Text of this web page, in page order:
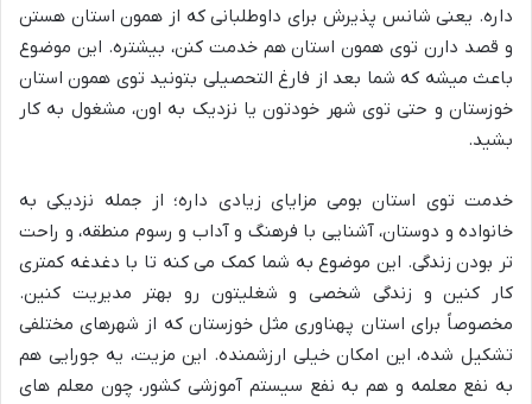
داره. یعنی شانس پذیرش برای داوطلبانی که از همون استان هستن
و قصد دارن توی همون استان هم خدمت کنن، بیشتره. این موضوع
باعث میشه که شما بعد از فارغ التحصیلی بتونید توی همون استان
خوزستان و حتی توی شهر خودتون یا نزدیک به اون، مشغول به کار
بشید.
خدمت توی استان بومی مزایای زیادی داره؛ از جمله نزدیکی به
خانواده و دوستان، آشنایی با فرهنگ و آداب و رسوم منطقه، و راحت
تر بودن زندگی. این موضوع به شما کمک می کنه تا با دغدغه کمتری
کار کنین و زندگی شخصی و شغلیتون رو بهتر مدیریت کنین.
مخصوصاً برای استان پهناوری مثل خوزستان که از شهرهای مختلفی
تشکیل شده، این امکان خیلی ارزشمنده. این مزیت، یه جورایی هم
به نفع معلمه و هم به نفع سیستم آموزشی کشور، چون معلم های